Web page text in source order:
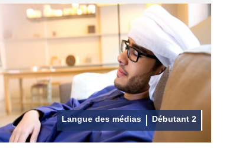
Langue des médias Débutant 2